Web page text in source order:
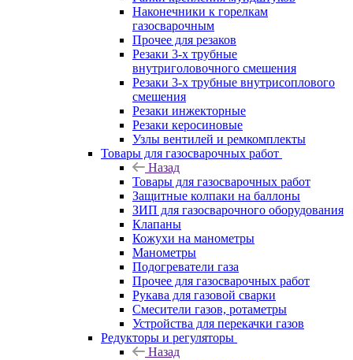
Наконечники к горелкам
газосварочным
Прочее для резаков
Резаки 3-х трубные
внутриголовочного смешения
Резаки 3-х трубные внутрисоплового
смешения
Резаки инжекторные
Резаки керосиновые
Узлы вентилей и ремкомплекты
Товары для газосварочных работ
Назад
Товары для газосварочных работ
Защитные колпаки на баллоны
ЗИП для газосварочного оборудования
Клапаны
Кожухи на манометры
Манометры
Подогреватели газа
Прочее для газосварочных работ
Рукава для газовой сварки
Смесители газов, ротаметры
Устройства для перекачки газов
Редукторы и регуляторы
Назад